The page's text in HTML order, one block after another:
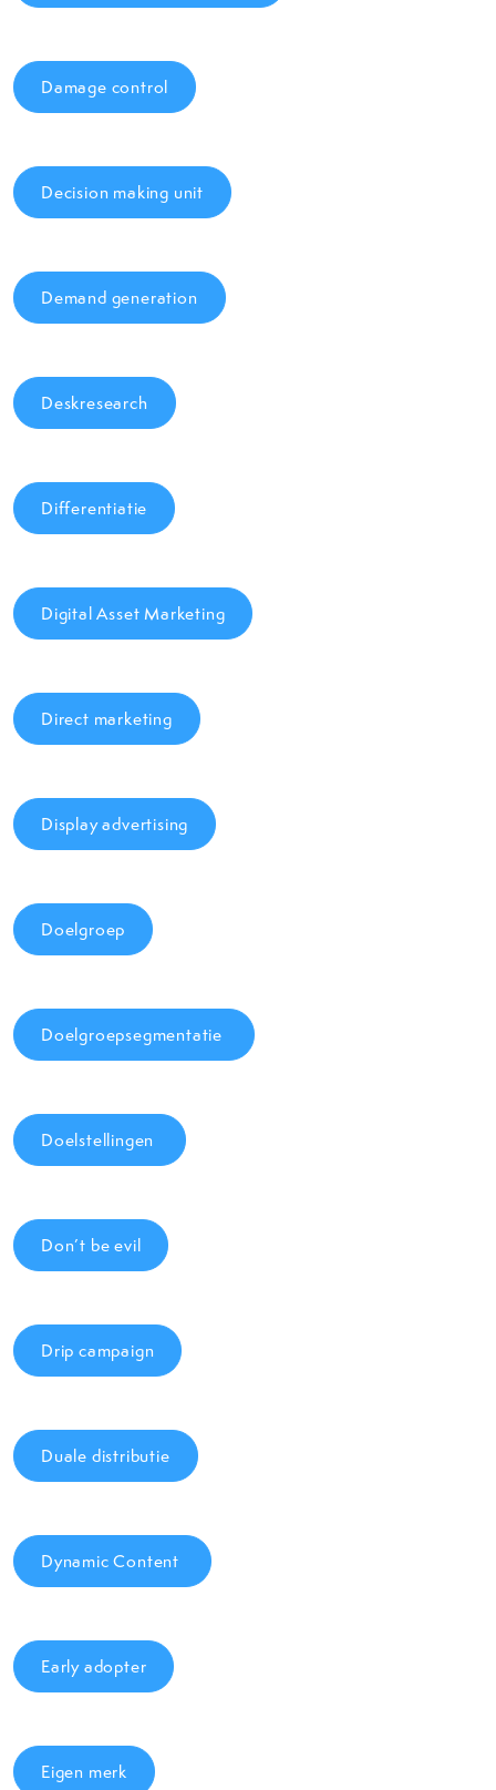
Damage control
Decision making unit
Demand generation
Deskresearch
Differentiatie
Digital Asset Marketing
Direct marketing
Display advertising
Doelgroep
Doelgroepsegmentatie
Doelstellingen
Don’t be evil
Drip campaign
Duale distributie
Dynamic Content
Early adopter
Eigen merk